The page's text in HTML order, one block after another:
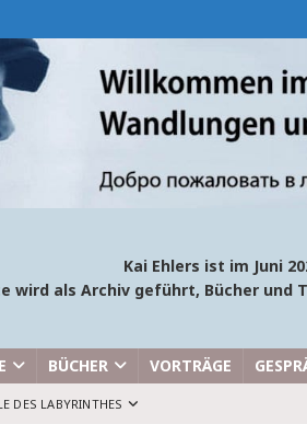
Kai Ehlers ist im Juni
wird als Archiv geführt, Bücher und
BÜCHER VORTRÄGE
DES LABYRINTHES